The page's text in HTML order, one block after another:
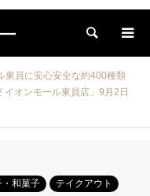
検索
東員に安心安全な約400種類
オンモール東員店」9月2日
・和菓子
テイクアウト